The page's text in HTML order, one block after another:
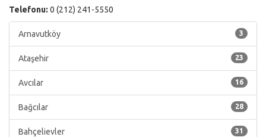
Telefonu: 0 (212) 241-5550
3
Arnavutköy
23
Ataşehir
16
Avcılar
28
Bağcılar
31
Bahçelievler